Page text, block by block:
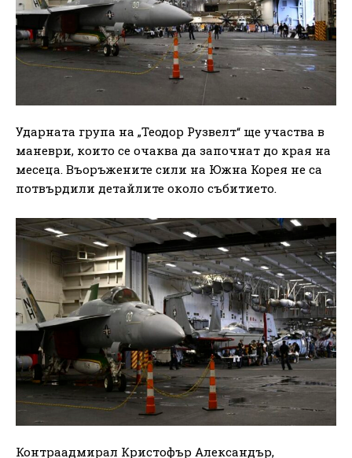
Ударната група на „Теодор Рузвелт“ ще участва в
маневри, които се очаква да започнат до края на
месеца. Въоръжените сили на Южна Корея не са
потвърдили детайлите около събитието.
Контраадмирал Кристофър Александър,